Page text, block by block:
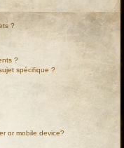
?
?
spécifique ?
or mobile device?